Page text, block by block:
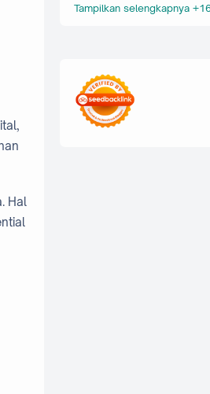
Hal
edukasi bisnis
Tampilkan selengkapnya